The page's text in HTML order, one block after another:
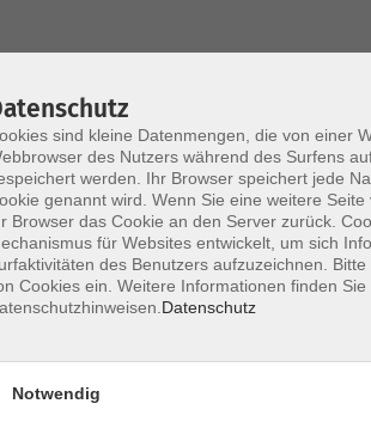
sind kleine Datenmengen, die von einer
des Nutzers während des Surfens
werden. Ihr Browser speichert jede
genannt wird. Wenn Sie eine weitere
Browser das Cookie an den Server zurück.
für Websites entwickelt, um sich
des Benutzers aufzuzeichnen.
Cookies ein. Weitere Informationen finden Sie
Datenschutz
Notwendig